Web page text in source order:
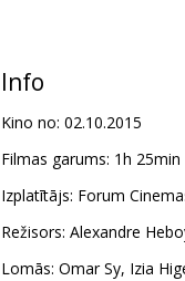
Info
Kino no: 02.10.2015
Filmas garums: 1h 25min
Izplatītājs: Forum
Režisors: Alexandre
Lomās: Omar Sy, Izia